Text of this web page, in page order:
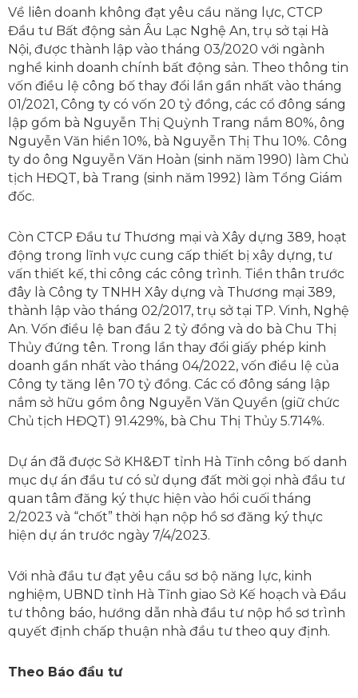
Về liên doanh không đạt yêu cầu năng lực, CTCP
Đầu tư Bất động sản Âu Lạc Nghệ An, trụ sở tại Hà
Nội, được thành lập vào tháng 03/2020 với ngành
nghề kinh doanh chính bất động sản. Theo thông tin
vốn điều lệ công bố thay đổi lần gần nhất vào tháng
01/2021, Công ty có vốn 20 tỷ đồng, các cổ đông sáng
lập gồm bà Nguyễn Thị Quỳnh Trang nắm 80%, ông
Nguyễn Văn hiền 10%, bà Nguyễn Thị Thu 10%. Công
ty do ông Nguyễn Văn Hoàn (sinh năm 1990) làm Chủ
tịch HĐQT, bà Trang (sinh năm 1992) làm Tổng Giám
đốc.
Còn CTCP Đầu tư Thương mại và Xây dựng 389, hoạt
động trong lĩnh vực cung cấp thiết bị xây dựng, tư
vấn thiết kế, thi công các công trình. Tiền thân trước
đây là Công ty TNHH Xây dựng và Thương mại 389,
thành lập vào tháng 02/2017, trụ sở tại TP. Vinh, Nghệ
An. Vốn điều lệ ban đầu 2 tỷ đồng và do bà Chu Thị
Thủy đứng tên. Trong lần thay đổi giấy phép kinh
doanh gần nhất vào tháng 04/2022, vốn điều lệ của
Công ty tăng lên 70 tỷ đồng. Các cổ đông sáng lập
nắm sở hữu gồm ông Nguyễn Văn Quyền (giữ chức
Chủ tịch HĐQT) 91.429%, bà Chu Thị Thủy 5.714%.
Dự án đã được Sở KH&ĐT tỉnh Hà Tĩnh công bố danh
mục dự án đầu tư có sử dụng đất mời gọi nhà đầu tư
quan tâm đăng ký thực hiện vào hồi cuối tháng
2/2023 và “chốt” thời hạn nộp hồ sơ đăng ký thực
hiện dự án trước ngày 7/4/2023.
Với nhà đầu tư đạt yêu cầu sơ bộ năng lực, kinh
nghiệm, UBND tỉnh Hà Tĩnh giao Sở Kế hoạch và Đầu
tư thông báo, hướng dẫn nhà đầu tư nộp hồ sơ trình
quyết định chấp thuận nhà đầu tư theo quy định.
Theo Báo đầu tư